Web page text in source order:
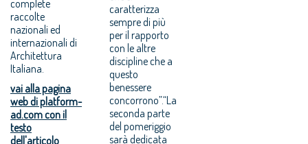
complete
raccolte
nazionali ed
internazionali di
Architettura
Italiana.
vai alla pagina
web di platform-
ad.com con il
testo
dell'articolo
caratterizza
sempre di più
per il rapporto
con le altre
discipline che a
questo
benessere
concorrono”.“La
seconda parte
del pomeriggio
sarà dedicata